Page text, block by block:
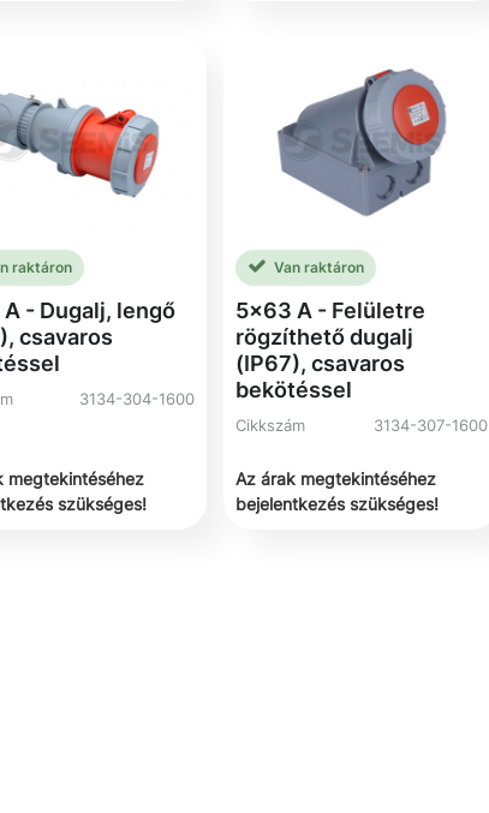
raktáron
- Dugalj, lengő
csavaros
3134-304-1600
megtekintéséhez
szükséges!
Van raktáron
5x63 A - Felületre
rögzíthető dugalj
(IP67), csavaros
bekötéssel
Cikkszám 3134-307-1600
Az árak megtekintéséhez
bejelentkezés szükséges!